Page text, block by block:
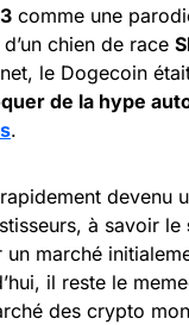
comme une
chien de race
le Dogecoin
de la hype
.
devenu
à savoir le
un marché
il reste le
des crypto